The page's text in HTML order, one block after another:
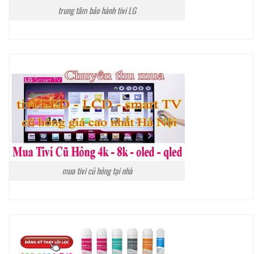
trung tâm bảo hành tivi LG
mua tivi cũ hỏng tại nhà